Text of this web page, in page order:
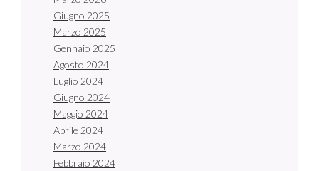
Giugno 2025
Marzo 2025
Gennaio 2025
Agosto 2024
Luglio 2024
Giugno 2024
Maggio 2024
Aprile 2024
Marzo 2024
Febbraio 2024